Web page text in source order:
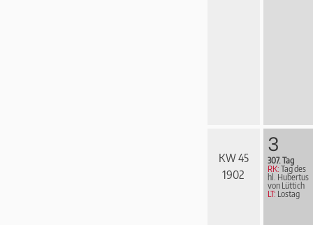
KW 45
1902
3
307. Tag
RK: Tag des
hl. Hubertus
von Lüttich
LT: Lostag